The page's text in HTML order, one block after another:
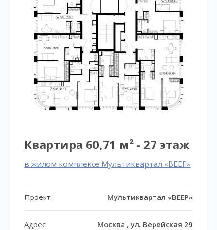
Квартира 60,71 м² - 27 этаж
в жилом комплексе Мультиквартал «ВЕЕР»
Проект: Мультиквартал «ВЕЕР»
Адрес: Москва , ул. Верейская 29